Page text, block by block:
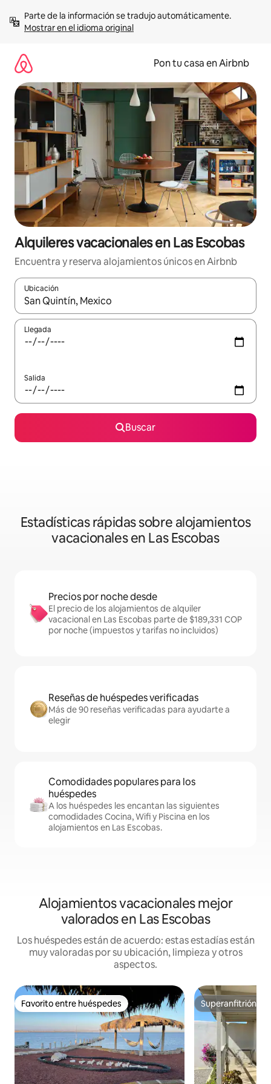
contenidoMostrar en el idioma original
Pon tu casa en Airbnb
Alquileres vacacionales en Las Escobas
Encuentra y reserva alojamientos únicos en Airbnb
Ubicación
Cuando los resultados estén disponibles, navega con las
Llegada
Salida
Buscar
Estadísticas rápidas sobre alojamientos
vacacionales en Las Escobas
Precios por noche desde
El precio de los alojamientos de alquiler
vacacional en Las Escobas parte de $189,331 COP
por noche (impuestos y tarifas no incluidos)
Reseñas de huéspedes verificadas
Más de 90 reseñas verificadas para ayudarte a
elegir
Comodidades populares para los
huéspedes
A los huéspedes les encantan las siguientes
comodidades Cocina, Wifi y Piscina en los
alojamientos en Las Escobas.
Alojamientos vacacionales mejor
valorados en Las Escobas
Los huéspedes están de acuerdo: estas estadías están
muy valoradas por su ubicación, limpieza y otros
aspectos.
Favorito entre huéspedes
Favorito entre huéspedes Superanfitrión
Superanfitrión